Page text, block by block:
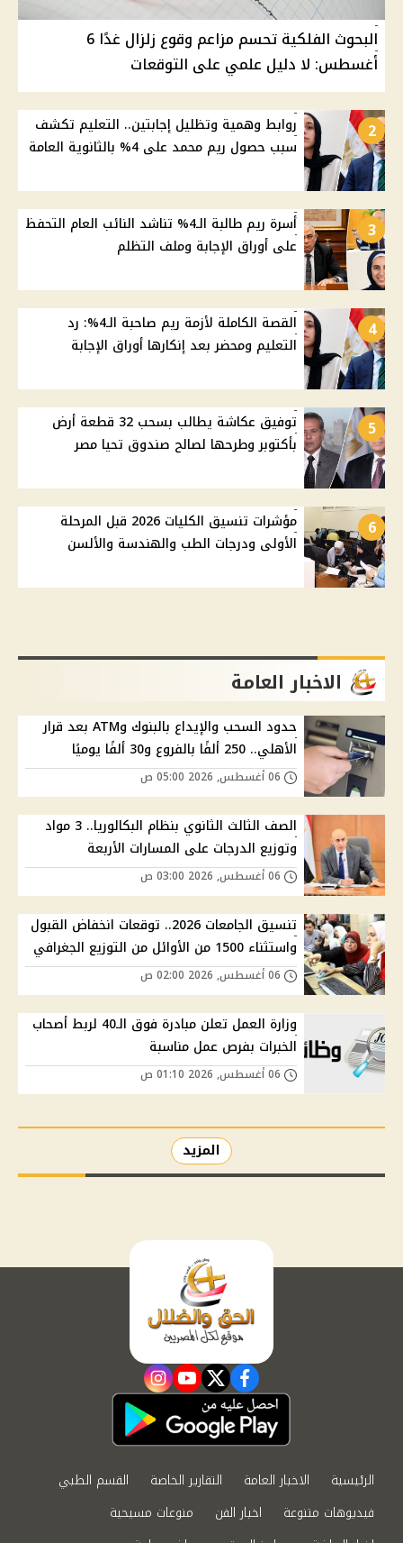
البحوث الفلكية تحسم مزاعم وقوع زلزال غدًا 6
أغسطس: لا دليل علمي على التوقعات
2
روابط وهمية وتظليل إجابتين.. التعليم تكشف
سبب حصول ريم محمد على 4% بالثانوية العامة
3
أسرة ريم طالبة الـ4% تناشد النائب العام التحفظ
على أوراق الإجابة وملف التظلم
4
القصة الكاملة لأزمة ريم صاحبة الـ4%: رد
التعليم ومحضر بعد إنكارها أوراق الإجابة
5
توفيق عكاشة يطالب بسحب 32 قطعة أرض
بأكتوبر وطرحها لصالح صندوق تحيا مصر
6
مؤشرات تنسيق الكليات 2026 قبل المرحلة
الأولى ودرجات الطب والهندسة والألسن
الاخبار العامة
حدود السحب والإيداع بالبنوك وATM بعد قرار
الأهلي.. 250 ألفًا بالفروع و30 ألفًا يوميًا
الصف الثالث الثانوي بنظام البكالوريا.. 3 مواد
وتوزيع الدرجات على المسارات الأربعة
تنسيق الجامعات 2026.. توقعات انخفاض القبول
واستثناء 1500 من الأوائل من التوزيع الجغرافي
وزارة العمل تعلن مبادرة فوق الـ40 لربط أصحاب
الخبرات بفرص عمل مناسبة
المزيد
facebook
twitter
youtube
instagram
الرئيسية الاخبار العامة التقارير الخاصة
القسم الطبي
فيديوهات متنوعة
اخبار الفن
منوعات مسيحية